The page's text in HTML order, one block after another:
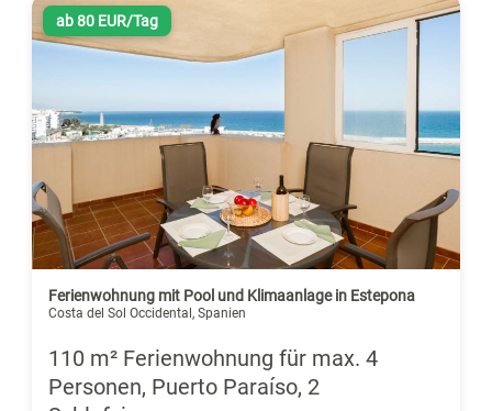
ab 80 EUR/Tag
Ferienwohnung mit Pool und Klimaanlage in Estepona
Costa del Sol Occidental, Spanien
110 m² Ferienwohnung für max. 4
Personen, Puerto Paraíso, 2